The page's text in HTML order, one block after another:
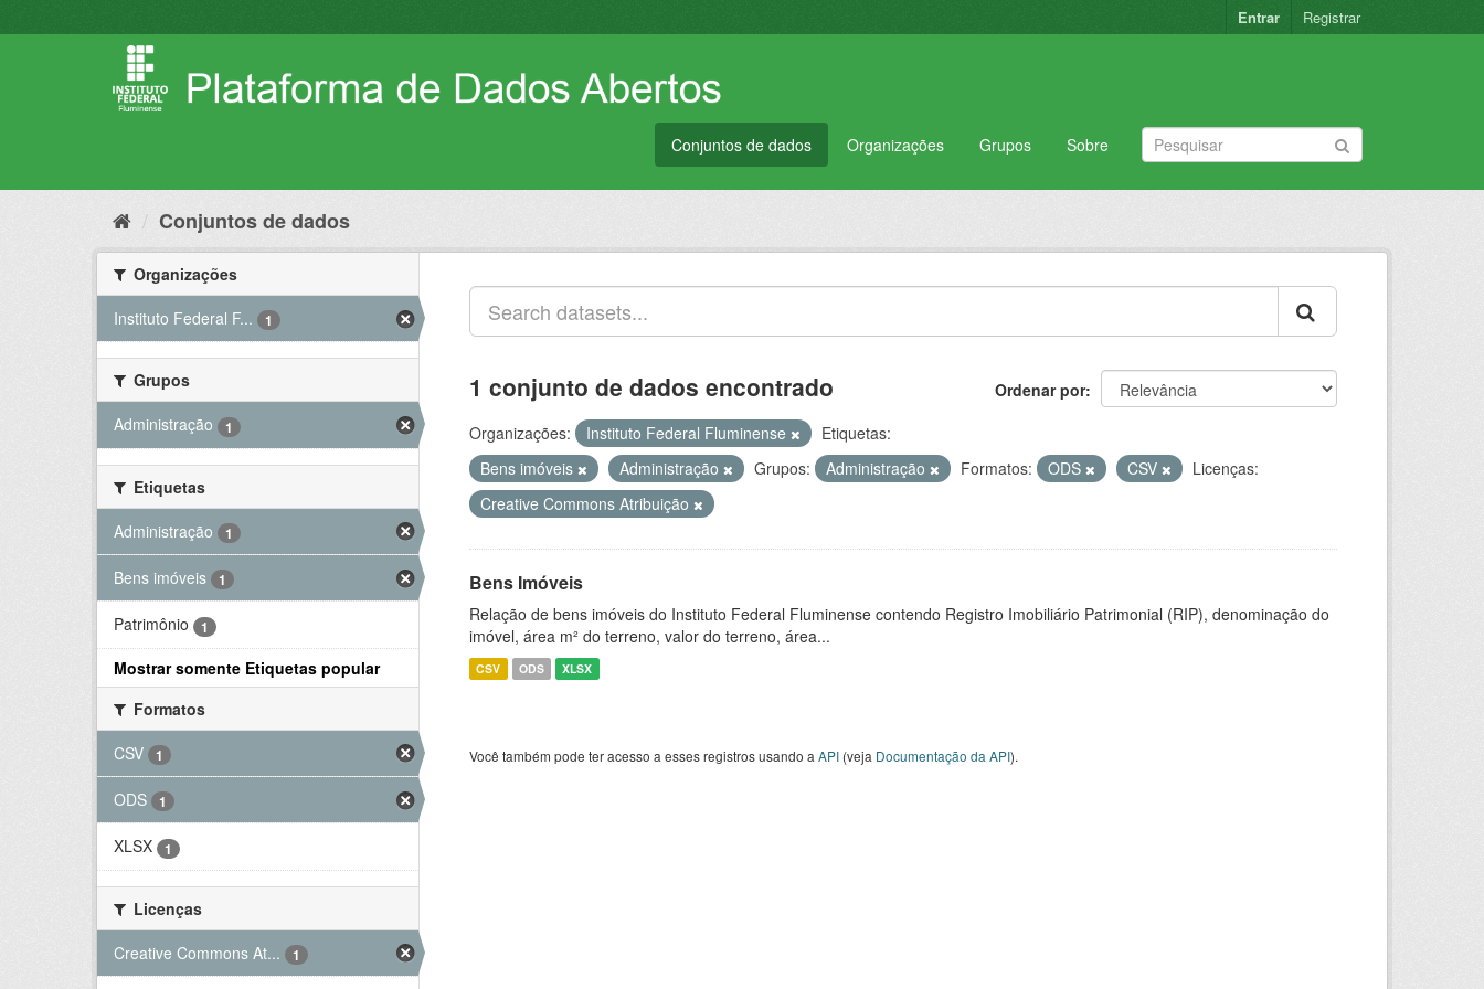
para
Entrar Registrar
Conjuntos de dados Organizações Grupos Sobre
Conjuntos de dados
Organizações
Instituto Federal F...
1
Grupos
Administração
1
Etiquetas
Administração
1
Bens imóveis 1
Patrimônio 1
Mostrar somente Etiquetas popular
Formatos
CSV
1
ODS 1
XLSX 1
Licenças
Creative Commons At...
1
Ordenar por
1 conjunto de dados encontrado
Organizações: Instituto Federal Fluminense
Etiquetas:
Bens imóveis
Administração Grupos: Administração Formatos: ODS CSV
Licenças:
Creative Commons Atribuição
Bens Imóveis
Relação de bens imóveis do Instituto Federal Fluminense contendo Registro Imobiliário Patrimonial (RIP), denominação do
imóvel, área m² do terreno, valor do terreno, área...
CSV ODS XLSX
Você também pode ter acesso a esses registros usando a API (veja Documentação da API).